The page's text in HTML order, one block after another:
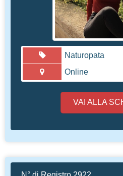
Francesca
Consulente del
Naturopata
Online
VAI ALLA